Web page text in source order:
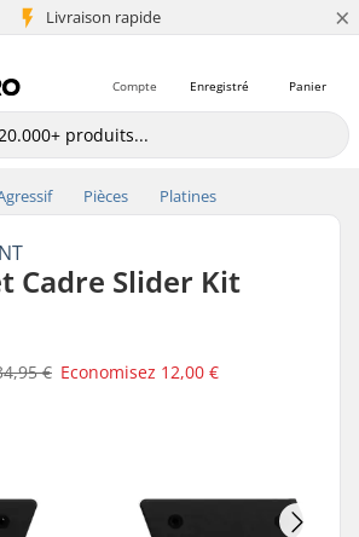
Livraison rapide
+5 mio de clients ×
Panier
Enregistré
Compte
Pièces Platines
Cadre Slider Kit
€ Economisez 12,00 €